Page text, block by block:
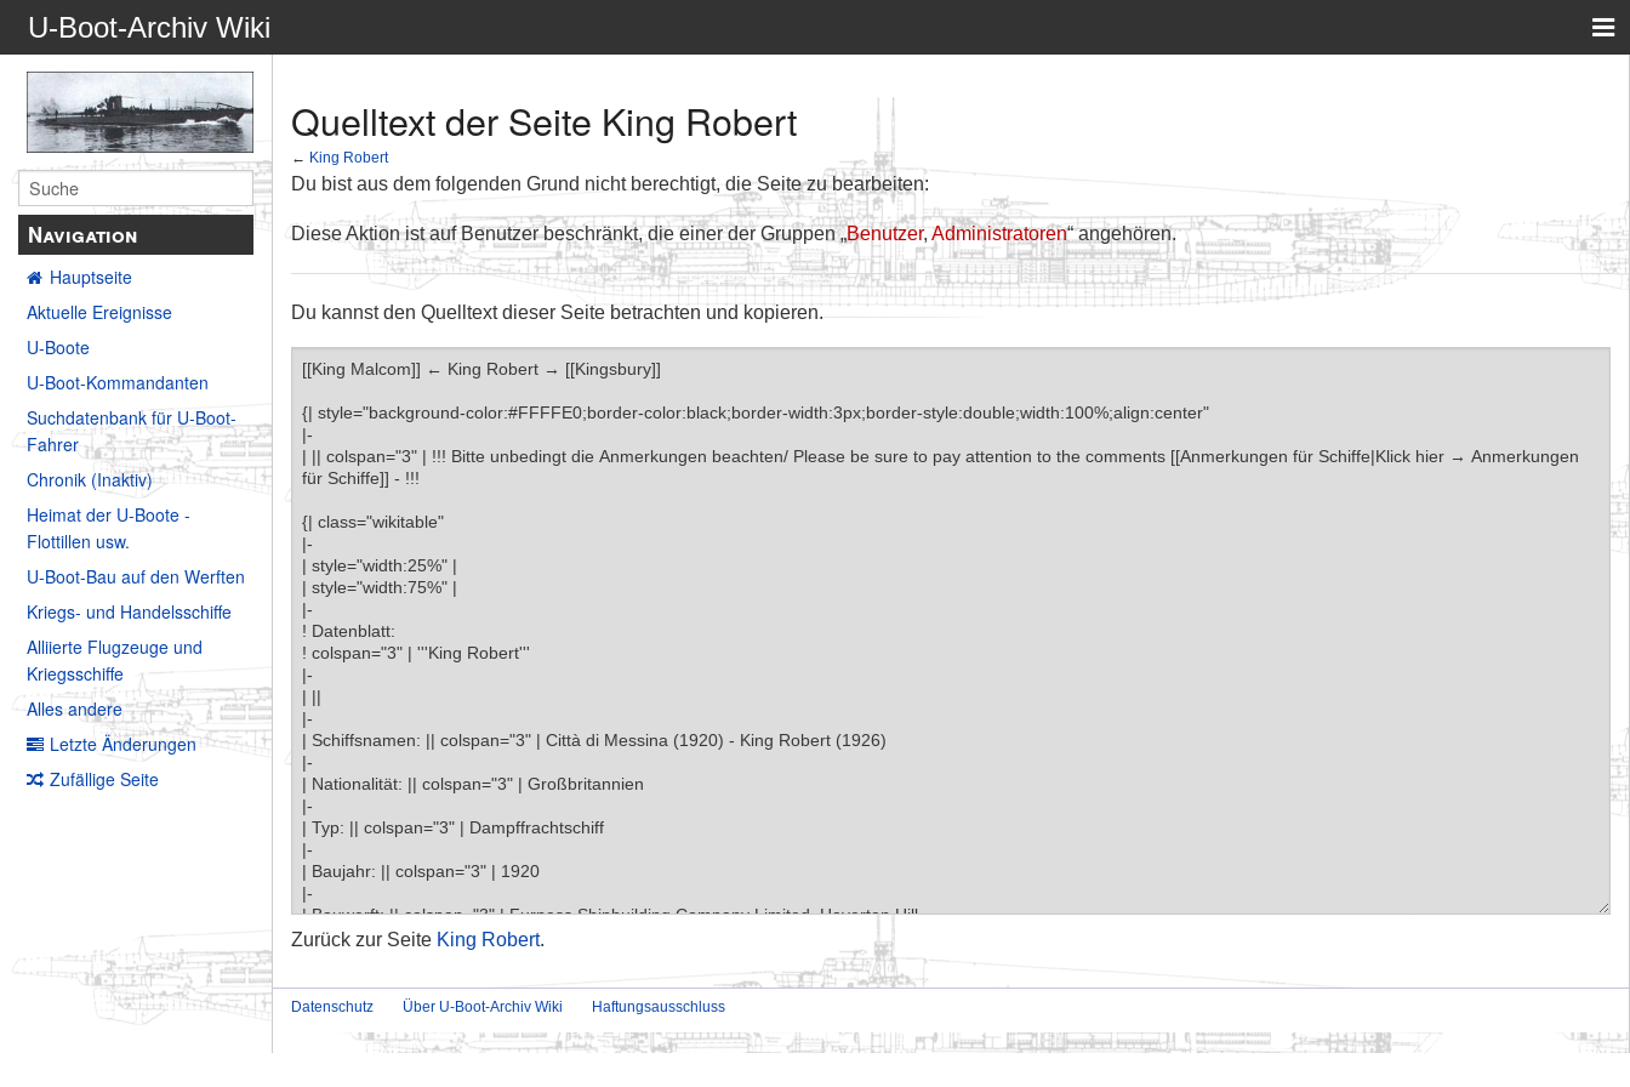
U-Boot-Archiv Wiki
Navigation
Hauptseite
Aktuelle Ereignisse
U-Boote
U-Boot-Kommandanten
Suchdatenbank für U-Boot-
Fahrer
Chronik (Inaktiv)
Heimat der U-Boote -
Flottillen usw.
U-Boot-Bau auf den Werften
Kriegs- und Handelsschiffe
Alliierte Flugzeuge und
Kriegsschiffe
Alles andere
Letzte Änderungen
Zufällige Seite
Quelltext der Seite King Robert
← King Robert
Du bist aus dem folgenden Grund nicht berechtigt, die Seite zu bearbeiten:
Diese Aktion ist auf Benutzer beschränkt, die einer der Gruppen „Benutzer,Administratoren“ angehören.
Du kannst den Quelltext dieser Seite betrachten und kopieren.
Zurück zur Seite King Robert.
Datenschutz Über U-Boot-Archiv Wiki Haftungsausschluss